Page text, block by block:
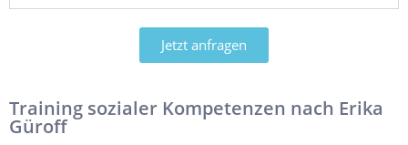
Jetzt anfragen
Training sozialer Kompetenzen nach Erika
Güroff